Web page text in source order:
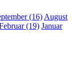
(16) August
(19) Januar